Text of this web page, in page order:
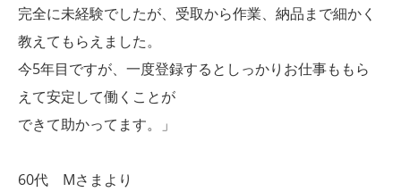
完全に未経験でしたが、受取から作業、納品まで細かく
教えてもらえました。
今5年目ですが、一度登録するとしっかりお仕事ももら
えて安定して働くことが
できて助かってます。」
60代 Mさまより